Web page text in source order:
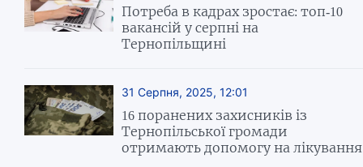
Потреба в кадрах зростає: топ-10
вакансій у серпні на
Тернопільщині
31 Серпня, 2025, 12:01
16 поранених захисників із
Тернопільської громади
отримають допомогу на лікування